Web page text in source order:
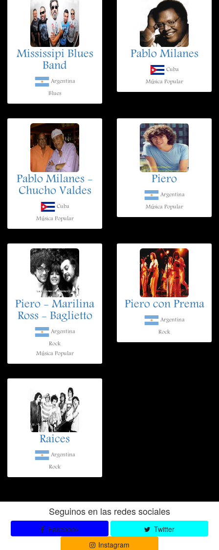
Mississipi Blues
Band
Argentina
Blues
Pablo Milanes
Cuba
Música Popular
Pablo Milanes -
Chucho Valdes
Cuba
Música Popular
Piero
Argentina
Música Popular
Piero - Marilina
Ross - Baglietto
Argentina
Rock
Música Popular
Piero con Prema
Argentina
Rock
Raices
Argentina
Rock
Seguinos en las redes sociales
Facebook
Twitter
Instagram